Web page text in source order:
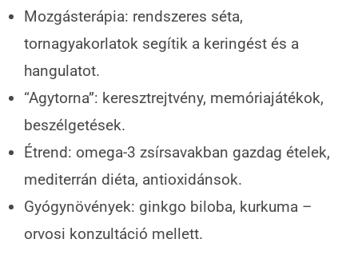
Mozgásterápia: rendszeres séta,
tornagyakorlatok segítik a keringést és a
hangulatot.
“Agytorna”: keresztrejtvény, memóriajátékok,
beszélgetések.
Étrend: omega-3 zsírsavakban gazdag ételek,
mediterrán diéta, antioxidánsok.
Gyógynövények: ginkgo biloba, kurkuma –
orvosi konzultáció mellett.